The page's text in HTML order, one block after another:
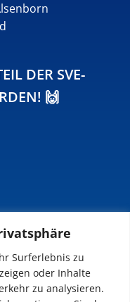
Surferlebnis zu
oder Inhalte
zu analysieren.
DER SVE-
🙌